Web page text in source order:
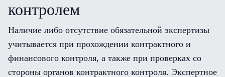
контролем
Наличие либо отсутствие обязательной экспертизы
учитывается при прохождении контрактного и
финансового контроля, а также при проверках со
стороны органов контрактного контроля. Экспертное